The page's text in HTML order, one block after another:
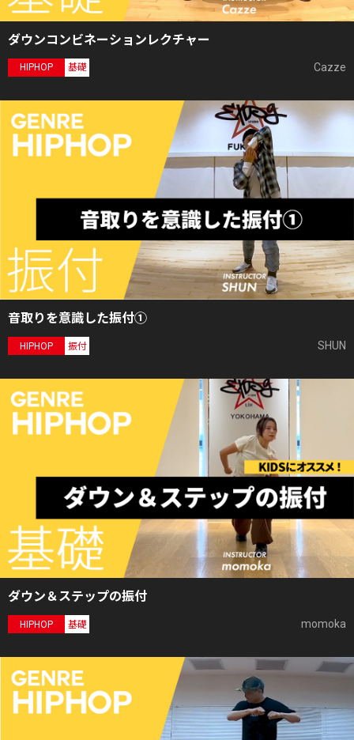
ダウンコンビネーションレクチャー
HIPHOP 基礎 Cazze
音取りを意識した振付①
HIPHOP 振付 SHUN
ダウン＆ステップの振付
HIPHOP 基礎 momoka